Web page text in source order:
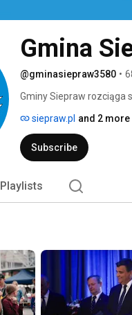
Gmina
@gminasiepraw3580 •
Gminy Siepraw rozciąga
siepraw.pl and 2 more
Subscribe
Playlists